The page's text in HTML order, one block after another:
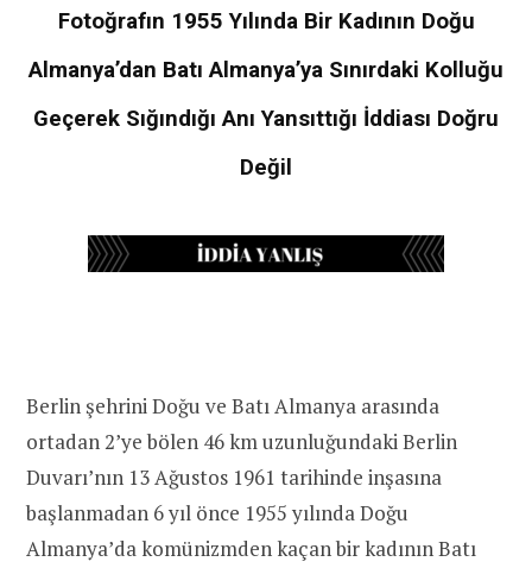
Fotoğrafın 1955 Yılında Bir Kadının Doğu
Almanya’dan Batı Almanya’ya Sınırdaki Kolluğu
Geçerek Sığındığı Anı Yansıttığı İddiası Doğru
Değil
Berlin şehrini Doğu ve Batı Almanya arasında
ortadan 2’ye bölen 46 km uzunluğundaki Berlin
Duvarı’nın 13 Ağustos 1961 tarihinde inşasına
başlanmadan 6 yıl önce 1955 yılında Doğu
Almanya’da komünizmden kaçan bir kadının Batı